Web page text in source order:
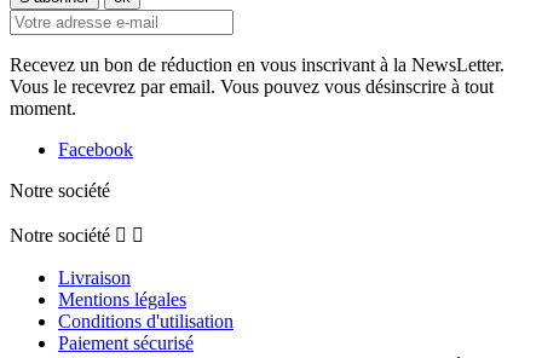
Recevez un bon de réduction en vous inscrivant à la NewsLetter.
Vous le recevrez par email. Vous pouvez vous désinscrire à tout
moment.
Facebook
Notre société
Notre société  
Livraison
Mentions légales
Conditions d'utilisation
Paiement sécurisé